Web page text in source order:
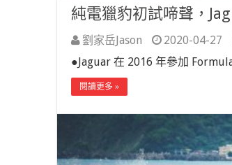
純電獵豹初試啼聲，
劉家岳Jason 2020-04-27
●Jaguar 在 2016 年參加
閱讀更多 »